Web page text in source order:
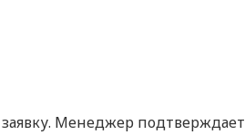
Менеджер подтверждает